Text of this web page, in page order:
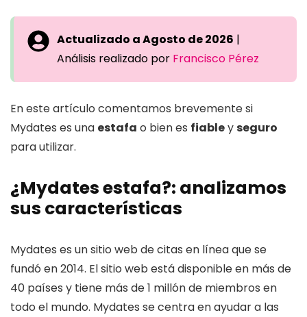
Actualizado a Agosto de 2026 |
Análisis realizado por Francisco Pérez
En este artículo comentamos brevemente si
Mydates es una estafa o bien es fiableyseguro
para utilizar.
¿Mydates estafa?: analizamos
sus características
Mydates es un sitio web de citas en línea que se
fundó en 2014. El sitio web está disponible en más de
40 países y tiene más de 1 millón de miembros en
todo el mundo. Mydates se centra en ayudar a las